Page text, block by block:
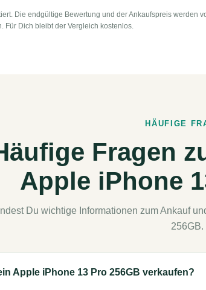
Die endgültige Bewertung und der Ankaufspreis werden
Für Dich bleibt der Vergleich kostenlos.
HÄUFIGE
Fragen
Apple iPhone
Du wichtige Informationen zum Ankauf
256GB.
Apple iPhone 13 Pro 256GB verkaufen?